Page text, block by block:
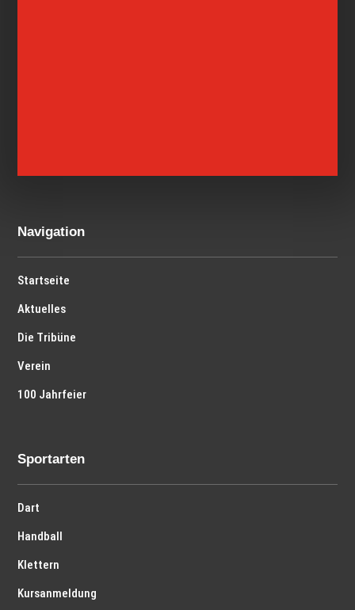
Navigation
Startseite
Aktuelles
Die Tribüne
Verein
100 Jahrfeier
Sportarten
Dart
Handball
Klettern
Kursanmeldung